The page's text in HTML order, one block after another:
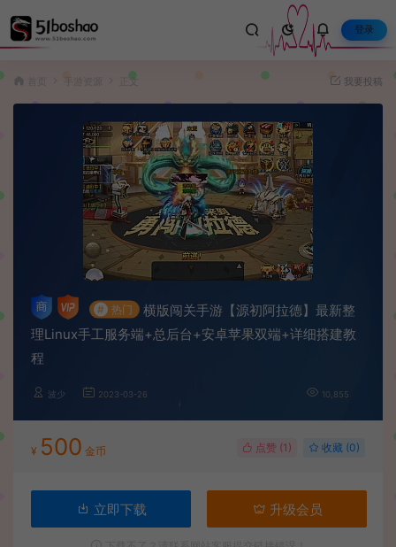
登录
手游资源 正文 我要投稿
# 热门
横版闯关手游【源初阿拉德】最新整
理Linux手工服务端+总后台+安卓苹果双端+详细搭建教
程
波少 2023-03-26 10,855
¥ 500 金币 点赞 (1 ) 收藏 (0)
立即下载 升级会员